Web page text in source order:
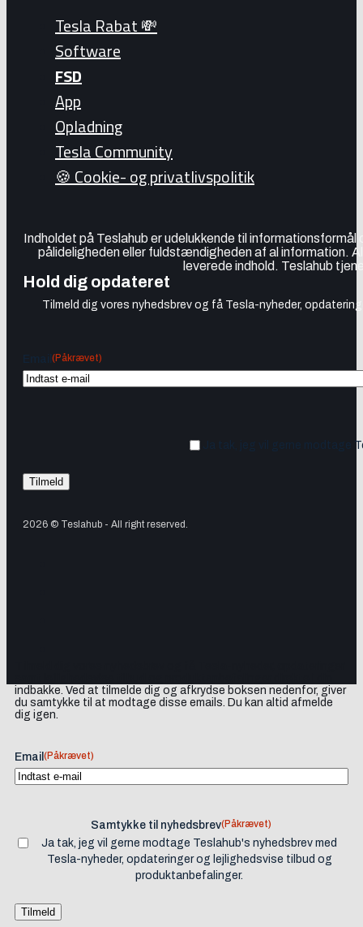
Tesla Rabat 💸
Software
FSD
App
Opladning
Tesla Community
🍪 Cookie- og privatlivspolitik
Indholdet på Teslahub er udelukkende til
pålideligheden eller fuldstændigheden af al information.
leverede indhold. Teslahub
Hold dig opdateret
Tilmeld dig vores nyhedsbrev og få Tesla-nyheder,
(Påkrævet)
Ja tak, jeg vil gerne modtage
2026 © Teslahub - All right reserved.
indbakke. Ved at tilmelde dig og afkrydse boksen nedenfor, giver
du samtykke til at modtage disse emails. Du kan altid afmelde
dig igen.
Email (Påkrævet)
Samtykke til nyhedsbrev(Påkrævet)
Ja tak, jeg vil gerne modtage Teslahub's nyhedsbrev med
Tesla-nyheder, opdateringer og lejlighedsvise tilbud og
produktanbefalinger.